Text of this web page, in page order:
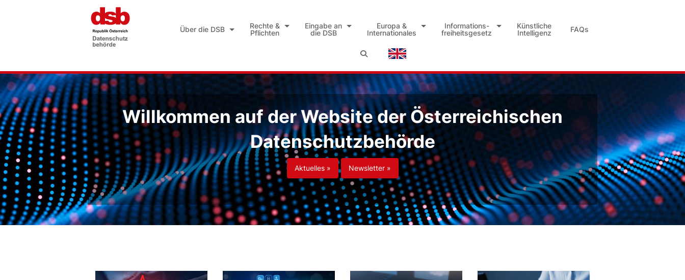
Über die DSB
Rechte &
Pflichten
Eingabe an
die DSB
Europa &
Internationales
Informations-
freiheitsgesetz
Künstliche
Intelligenz
FAQs
Willkommen auf der Website der Österreichischen
Datenschutzbehörde
Aktuelles » Newsletter »